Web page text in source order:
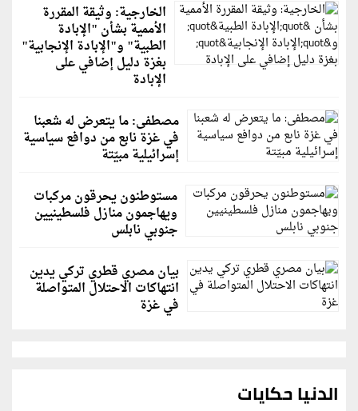
الخارجية: وثيقة المقررة
الأممية بشأن "الإبادة
الطبية" و"الإبادة الإنجابية"
بغزة دليل إضافي على
الإبادة
مصطفى: ما يتعرض له شعبنا
في غزة نابع من دوافع سياسية
إسرائيلية مبيّتة
مستوطنون يحرقون مركبات
ويهاجمون منازل فلسطينيين
جنوبي نابلس
بيان مصري قطري تركي يدين
انتهاكات الاحتلال المتواصلة
في غزة
الدنيا حكايات